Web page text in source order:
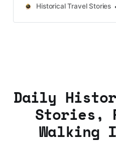
Taiwan, more destinations
Historical Travel Stories
Daily
Stories,
Walking